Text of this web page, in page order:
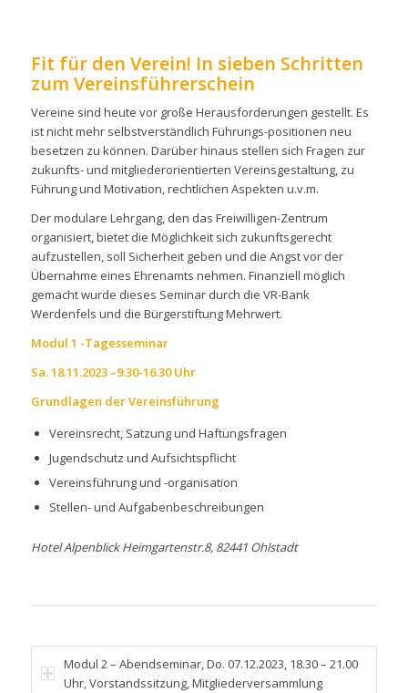
Fit für den Verein! In sieben Schritten
zum Vereinsführerschein
Vereine sind heute vor große Herausforderungen gestellt. Es
ist nicht mehr selbstverständlich Führungs-positionen neu
besetzen zu können. Darüber hinaus stellen sich Fragen zur
zukunfts- und mitgliederorientierten Vereinsgestaltung, zu
Führung und Motivation, rechtlichen Aspekten u.v.m.
Der modulare Lehrgang, den das Freiwilligen-Zentrum
organisiert, bietet die Möglichkeit sich zukunftsgerecht
aufzustellen, soll Sicherheit geben und die Angst vor der
Übernahme eines Ehrenamts nehmen. Finanziell möglich
gemacht wurde dieses Seminar durch die VR-Bank
Werdenfels und die Bürgerstiftung Mehrwert.
Modul 1 -Tagesseminar
Sa. 18.11.2023 –9.30-16.30 Uhr
Grundlagen der Vereinsführung
Vereinsrecht, Satzung und Haftungsfragen
Jugendschutz und Aufsichtspflicht
Vereinsführung und -organisation
Stellen- und Aufgabenbeschreibungen
Hotel Alpenblick Heimgartenstr.8, 82441 Ohlstadt
Modul 2 – Abendseminar, Do. 07.12.2023, 18.30 – 21.00
Uhr, Vorstandssitzung, Mitgliederversammlung